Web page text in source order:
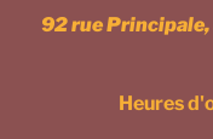
92 rue
Heures